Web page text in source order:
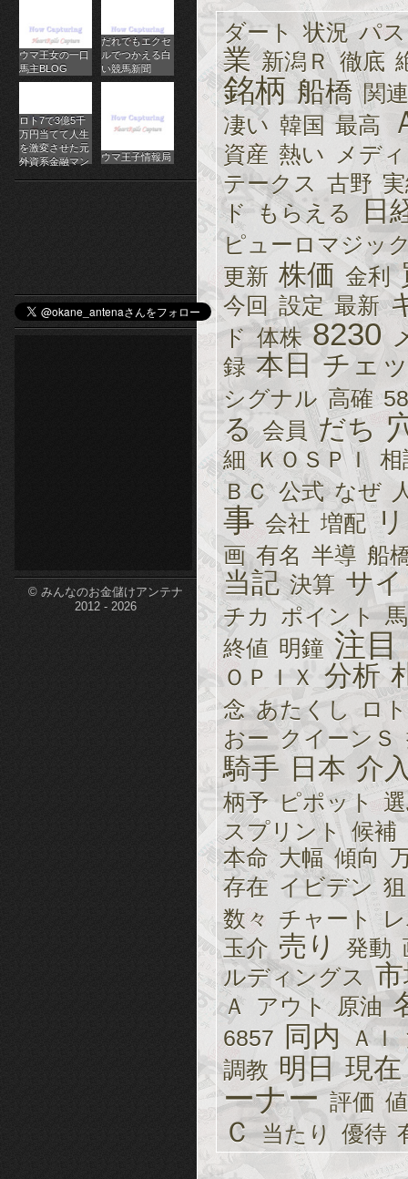
チ
ス
ロ
オ
ン
ラ
イ
ン
カ
ジ
ノ
etc-
ウマ王女の一口
馬主BLOG
だれでもエクセ
ルでつかえる白
い競馬新聞
ロト7で3億5千
万円当てて人生
を激変させた元
外資系金融マン
ウマ王子情報局
© みんなのお金儲けアンテナ
2012 - 2026
ダート 状況 パ
業 新潟Ｒ 徹底
銘柄 船橋 関連
凄い 韓国 最高
資産 熱い
メデ
テークス 古野
ド もらえる 日
ピューロマジッ
更新 株価 金利
今回 設定 最新
ド 体株 8230
録 本日 チェ
シグナル 高確
る 会員 だち
細 ＫＯＳＰＩ 相
ＢＣ 公式 なぜ
事 会社 増配
画 有名 半導 船
当記 決算 サ
チカ ポイント
終値 明鐘 注目
ＯＰＩＸ
分析
念 あたくし
ロト
おー クイーンＳ
騎手 日本 介
柄予 ピポット
スプリント 候補
本命 大幅 傾向
存在 イビデン
数々
チャート
玉介 売り 発動
ルディングス
Ａ アウト 原油
6857 同内 ＡＩ
調教 明日 現在
ーナー 評価
Ｃ 当たり 優待